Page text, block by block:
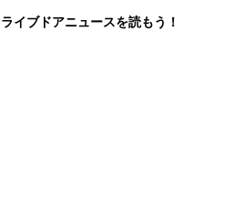
ライブドアニュースを読もう！